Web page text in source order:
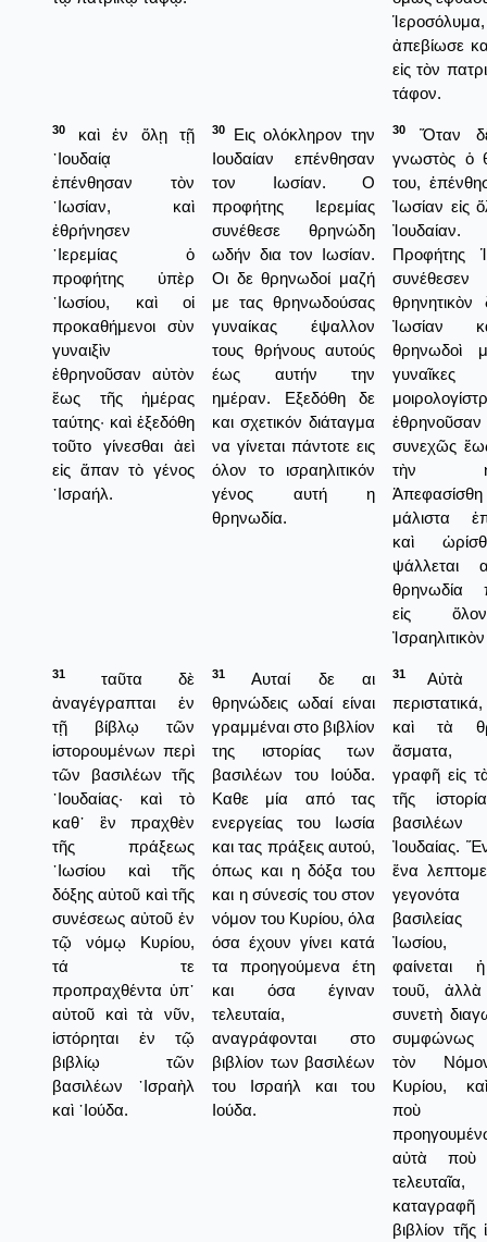
Ἱεροσόλυμα,
ἀπεβίωσε
εἰς τὸν
τάφον.
30
καὶ ἐν ὅλῃ τῇ
᾿Ιουδαίᾳ
ἐπένθησαν τὸν
᾿Ιωσίαν, καὶ
ἐθρήνησεν
῾Ιερεμίας ὁ
προφήτης ὑπὲρ
᾿Ιωσίου, καὶ οἱ
προκαθήμενοι σὺν
γυναιξὶν
ἐθρηνοῦσαν αὐτὸν
ἕως τῆς ἡμέρας
ταύτης· καὶ ἐξεδόθη
τοῦτο γίνεσθαι ἀεὶ
εἰς ἅπαν τὸ γένος
᾿Ισραήλ.
30
Εις ολόκληρον την
Ιουδαίαν επένθησαν
τον Ιωσίαν. Ο
προφήτης Ιερεμίας
συνέθεσε θρηνώδη
ωδήν δια τον Ιωσίαν.
Οι δε θρηνωδοί μαζή
με τας θρηνωδούσας
γυναίκας έψαλλον
τους θρήνους αυτούς
έως αυτήν την
ημέραν. Εξεδόθη δε
και σχετικόν διάταγμα
να γίνεται πάντοτε εις
όλον το ισραηλιτικόν
γένος αυτή η
θρηνωδία.
30
Ὅταν
γνωστὸς ὁ
του,
Ἰωσίαν εἰς
Προφήτης
θρηνητικὸν
Ἰωσίαν
θρηνωδοὶ
γυναῖκες
ἐθρηνοῦσαν
συνεχῶς
τὴν
Ἀπεφασίσθη
μάλιστα
καὶ
ψάλλεται
θρηνωδία
εἰς
31
ταῦτα δὲ
ἀναγέγραπται ἐν
τῇ βίβλῳ τῶν
ἱστορουμένων περὶ
τῶν βασιλέων τῆς
᾿Ιουδαίας· καὶ τὸ
καθ᾿ ἓν πραχθὲν
τῆς πράξεως
᾿Ιωσίου καὶ τῆς
δόξης αὐτοῦ καὶ τῆς
συνέσεως αὐτοῦ ἐν
τῷ νόμῳ Κυρίου,
τά τε
προπραχθέντα ὑπ᾿
αὐτοῦ καὶ τὰ νῦν,
ἱστόρηται ἐν τῷ
βιβλίῳ τῶν
βασιλέων ᾿Ισραὴλ
καὶ ᾿Ιούδα.
31
Αυταί δε αι
θρηνώδεις ωδαί είναι
γραμμέναι στο βιβλίον
της ιστορίας των
βασιλέων του Ιούδα.
Καθε μία από τας
ενεργείας του Ιωσία
και τας πράξεις αυτού,
όπως και η δόξα του
και η σύνεσίς του στον
νόμον του Κυρίου, όλα
όσα έχουν γίνει κατά
τα προηγούμενα έτη
και όσα έγιναν
τελευταία,
αναγράφονται στο
βιβλίον των βασιλέων
του Ισραήλ και του
Ιούδα.
31
Αὐτὰ
καὶ τὰ
ἄσματα,
γραφῆ εἰς
τῆς
Ἰουδαίας.
ἕνα
Ἰωσίου,
φαίνεται
τουῦ,
συνετὴ
τὸν
Κυρίου,
ποὺ
αὐτὰ ποὺ
καταγραφῆ
βιβλίον τῆς